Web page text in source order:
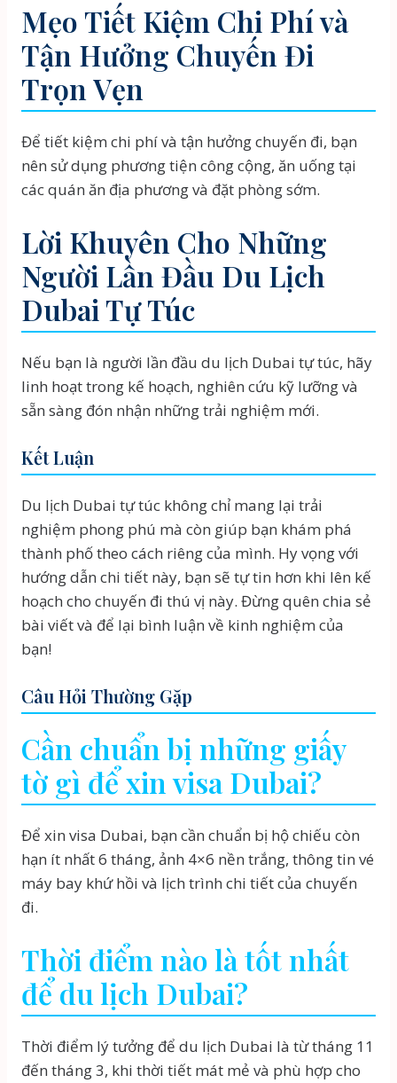
Mẹo Tiết Kiệm Chi Phí và
Tận Hưởng Chuyến Đi
Trọn Vẹn
Để tiết kiệm chi phí và tận hưởng chuyến đi, bạn
nên sử dụng phương tiện công cộng, ăn uống tại
các quán ăn địa phương và đặt phòng sớm.
Lời Khuyên Cho Những
Người Lần Đầu Du Lịch
Dubai Tự Túc
Nếu bạn là người lần đầu du lịch Dubai tự túc, hãy
linh hoạt trong kế hoạch, nghiên cứu kỹ lưỡng và
sẵn sàng đón nhận những trải nghiệm mới.
Kết Luận
Du lịch Dubai tự túc không chỉ mang lại trải
nghiệm phong phú mà còn giúp bạn khám phá
thành phố theo cách riêng của mình. Hy vọng với
hướng dẫn chi tiết này, bạn sẽ tự tin hơn khi lên kế
hoạch cho chuyến đi thú vị này. Đừng quên chia sẻ
bài viết và để lại bình luận về kinh nghiệm của
bạn!
Câu Hỏi Thường Gặp
Cần chuẩn bị những giấy
tờ gì để xin visa Dubai?
Để xin visa Dubai, bạn cần chuẩn bị hộ chiếu còn
hạn ít nhất 6 tháng, ảnh 4×6 nền trắng, thông tin vé
máy bay khứ hồi và lịch trình chi tiết của chuyến
đi.
Thời điểm nào là tốt nhất
để du lịch Dubai?
Thời điểm lý tưởng để du lịch Dubai là từ tháng 11
đến tháng 3, khi thời tiết mát mẻ và phù hợp cho